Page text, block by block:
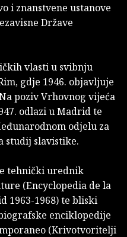
i znanstvene ustanove
Države
vlasti u svibnju
gdje 1946. objavljuje
poziv Vrhovnog vijeća
odlazi u Madrid te
odjelu za
studij slavistike.
tehnički urednik
(Encyclopedia de la
1963-1968) te bliski
enciklopedije
(Krivotvoritelji